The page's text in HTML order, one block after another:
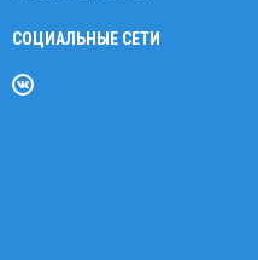
СОЦИАЛЬНЫЕ СЕТИ